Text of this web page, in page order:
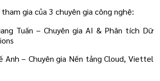
gia của 3 chuyên gia công nghệ:
Tuấn – Chuyên gia AI & Phân tích Dữ
Anh – Chuyên gia Nền tảng Cloud, Viettel